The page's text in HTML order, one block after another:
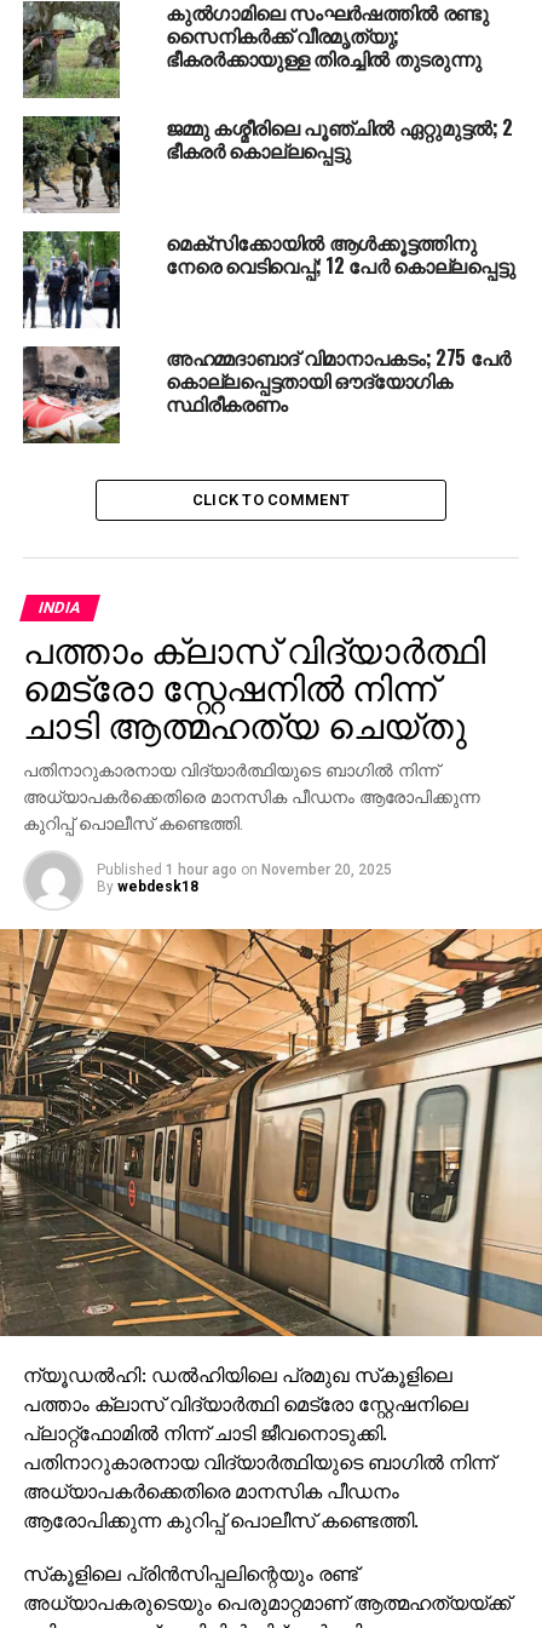
DON'T MISS
ഷഹബാസ് കൊലക്കേസ്; കുറ്റാരോപിതരായ
വിദ്യാര്‍ഥികളുടെ രക്ഷിതാക്കള്‍ക്ക് പങ്കില്ലെന്ന്
പൊലീസ്
കുല്‍ഗാമിലെ സംഘര്‍ഷത്തില്‍ രണ്ടു
സൈനികര്‍ക്ക് വീരമൃത്യു;
ഭീകരര്‍ക്കായുള്ള തിരച്ചില്‍ തുടരുന്നു
ജമ്മു കശ്മീരിലെ പൂഞ്ചില്‍ ഏറ്റുമുട്ടല്‍; 2
ഭീകരര്‍ കൊല്ലപ്പെട്ടു
മെക്‌സിക്കോയില്‍ ആള്‍ക്കൂട്ടത്തിനു
നേരെ വെടിവെപ്പ്; 12 പേര്‍ കൊല്ലപ്പെട്ടു
അഹമ്മദാബാദ് വിമാനാപകടം; 275 പേര്‍
കൊല്ലപ്പെട്ടതായി ഔദ്യോഗിക
സ്ഥിരീകരണം
CLICK TO COMMENT
INDIA
പത്താം ക്ലാസ് വിദ്യാര്‍ത്ഥി
മെട്രോ സ്റ്റേഷനില്‍ നിന്ന്
ചാടി ആത്മഹത്യ ചെയ്തു
പതിനാറുകാരനായ വിദ്യാര്‍ത്ഥിയുടെ ബാഗില്‍ നിന്ന്
അധ്യാപകര്‍ക്കെതിരെ മാനസിക പീഡനം ആരോപിക്കുന്ന
കുറിപ്പ് പൊലീസ് കണ്ടെത്തി.
Published 1 hour ago on November 20, 2025
By webdesk18
ന്യൂഡല്‍ഹി: ഡല്‍ഹിയിലെ പ്രമുഖ സ്‌കൂളിലെ
പത്താം ക്ലാസ് വിദ്യാര്‍ത്ഥി മെട്രോ സ്റ്റേഷനിലെ
പ്ലാറ്റ്ഫോമില്‍ നിന്ന് ചാടി ജീവനൊടുക്കി.
പതിനാറുകാരനായ വിദ്യാര്‍ത്ഥിയുടെ ബാഗില്‍ നിന്ന്
അധ്യാപകര്‍ക്കെതിരെ മാനസിക പീഡനം
ആരോപിക്കുന്ന കുറിപ്പ് പൊലീസ് കണ്ടെത്തി.
സ്‌കൂളിലെ പ്രിന്‍സിപ്പലിന്റെയും രണ്ട്
അധ്യാപകരുടെയും പെരുമാറ്റമാണ് ആത്മഹത്യയ്ക്ക്